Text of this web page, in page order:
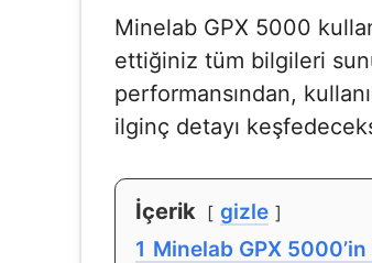
Minelab GPX 5000
ettiğiniz tüm bilgileri
performansından,
ilginç detayı
İçerik
gizle
1 Minelab GPX